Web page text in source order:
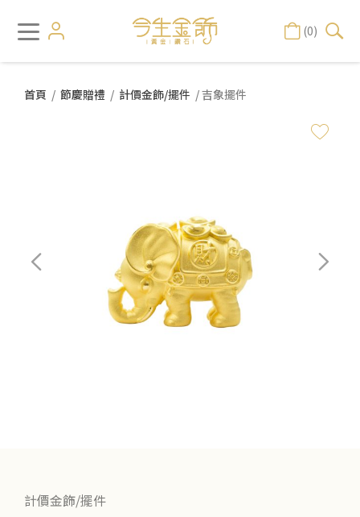
(0)
首頁 / 節慶贈禮 / 計價金飾/擺件 / 吉象擺件
計價金飾/擺件